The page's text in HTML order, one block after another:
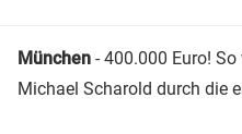
München - 400.000 Euro!
Michael Scharold durch die